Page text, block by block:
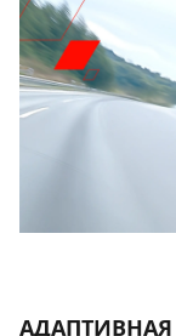
АДАПТИВНАЯ